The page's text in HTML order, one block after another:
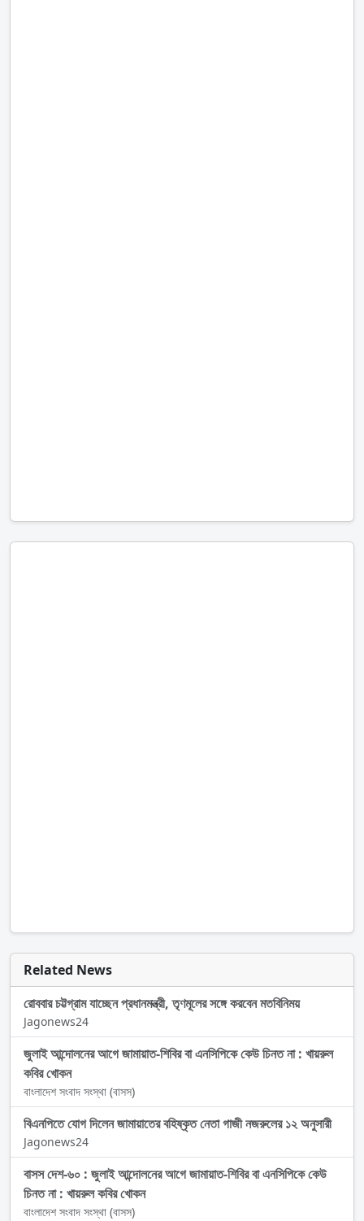
Related News
রোববার চট্টগ্রাম যাচ্ছেন প্রধানমন্ত্রী, তৃণমূলের সঙ্গে করবেন মতবিনিময়
Jagonews24
জুলাই আন্দোলনের আগে জামায়াত-শিবির বা এনসিপিকে কেউ চিনত না : খায়রুল
কবির খোকন
বাংলাদেশ সংবাদ সংস্থা (বাসস)
বিএনপিতে যোগ দিলেন জামায়াতের বহিষ্কৃত নেতা গাজী নজরুলের ১২ অনুসারী
Jagonews24
বাসস দেশ-৬০ : জুলাই আন্দোলনের আগে জামায়াত-শিবির বা এনসিপিকে কেউ
চিনত না : খায়রুল কবির খোকন
বাংলাদেশ সংবাদ সংস্থা (বাসস)